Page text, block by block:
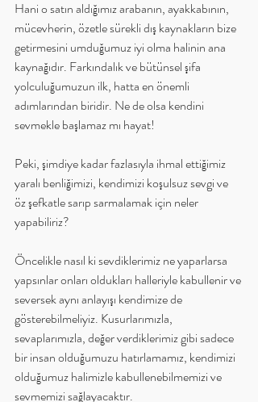
Hani o satın aldığımız arabanın, ayakkabının,
mücevherin, özetle sürekli dış kaynakların bize
getirmesini umduğumuz iyi olma halinin ana
kaynağıdır. Farkındalık ve bütünsel şifa
yolculuğumuzun ilk, hatta en önemli
adımlarından biridir. Ne de olsa kendini
sevmekle başlamaz mı hayat!
Peki, şimdiye kadar fazlasıyla ihmal ettiğimiz
yaralı benliğimizi, kendimizi koşulsuz sevgi ve
öz şefkatle sarıp sarmalamak için neler
yapabiliriz?
Öncelikle nasıl ki sevdiklerimiz ne yaparlarsa
yapsınlar onları oldukları halleriyle kabullenir ve
seversek aynı anlayışı kendimize de
gösterebilmeliyiz. Kusurlarımızla,
sevaplarımızla, değer verdiklerimiz gibi sadece
bir insan olduğumuzu hatırlamamız, kendimizi
olduğumuz halimizle kabullenebilmemizi ve
sevmemizi sağlayacaktır.